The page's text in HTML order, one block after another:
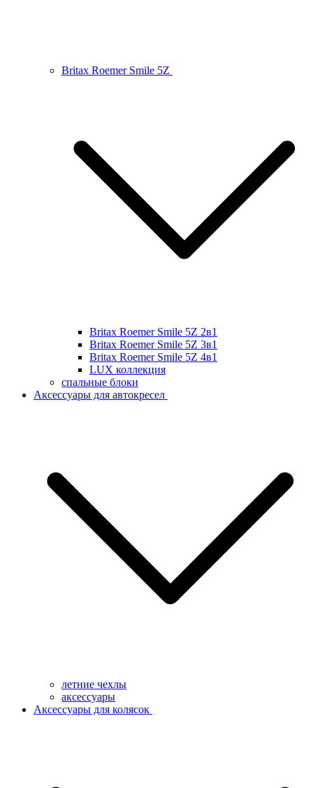
Britax Roemer Smile 5Z
Britax Roemer Smile 5Z 2в1
Britax Roemer Smile 5Z 3в1
Britax Roemer Smile 5Z 4в1
LUX коллекция
спальные блоки
Аксессуары для автокресел
летние чехлы
аксессуары
Аксессуары для колясок